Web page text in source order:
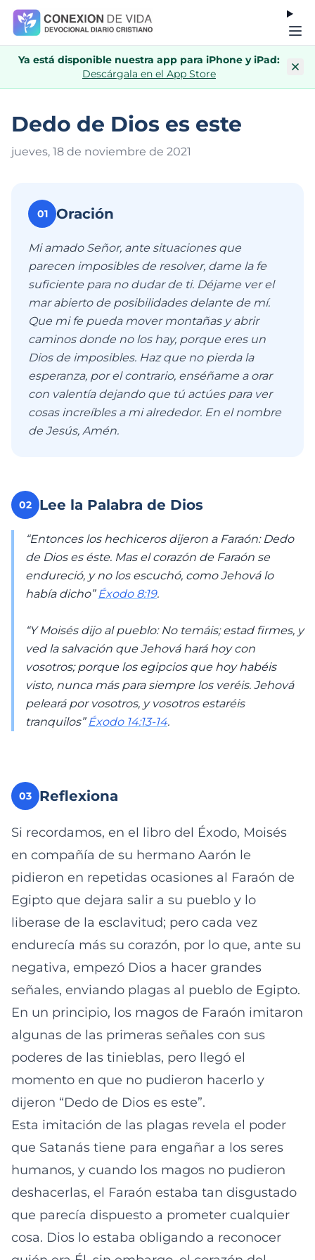
Ya está disponible nuestra app para iPhone y iPad:
Descárgala en el App Store
Dedo de Dios es este
jueves, 18 de noviembre de 2021
01 Oración
Mi amado Señor, ante situaciones que
parecen imposibles de resolver, dame la fe
suficiente para no dudar de ti. Déjame ver el
mar abierto de posibilidades delante de mí.
Que mi fe pueda mover montañas y abrir
caminos donde no los hay, porque eres un
Dios de imposibles. Haz que no pierda la
esperanza, por el contrario, enséñame a orar
con valentía dejando que tú actúes para ver
cosas increíbles a mi alrededor. En el nombre
de Jesús, Amén.
02 Lee la Palabra de Dios
“Entonces los hechiceros dijeron a Faraón: Dedo
de Dios es éste. Mas el corazón de Faraón se
endureció, y no los escuchó, como Jehová lo
había dicho” Éxodo 8:19.
“Y Moisés dijo al pueblo: No temáis; estad firmes, y
ved la salvación que Jehová hará hoy con
vosotros; porque los egipcios que hoy habéis
visto, nunca más para siempre los veréis. Jehová
peleará por vosotros, y vosotros estaréis
tranquilos” Éxodo 14:13-14.
03 Reflexiona
Si recordamos, en el libro del Éxodo, Moisés
en compañía de su hermano Aarón le
pidieron en repetidas ocasiones al Faraón de
Egipto que dejara salir a su pueblo y lo
liberase de la esclavitud; pero cada vez
endurecía más su corazón, por lo que, ante su
negativa, empezó Dios a hacer grandes
señales, enviando plagas al pueblo de Egipto.
En un principio, los magos de Faraón imitaron
algunas de las primeras señales con sus
poderes de las tinieblas, pero llegó el
momento en que no pudieron hacerlo y
dijeron “Dedo de Dios es este”.
Esta imitación de las plagas revela el poder
que Satanás tiene para engañar a los seres
humanos, y cuando los magos no pudieron
deshacerlas, el Faraón estaba tan disgustado
que parecía dispuesto a prometer cualquier
cosa. Dios lo estaba obligando a reconocer